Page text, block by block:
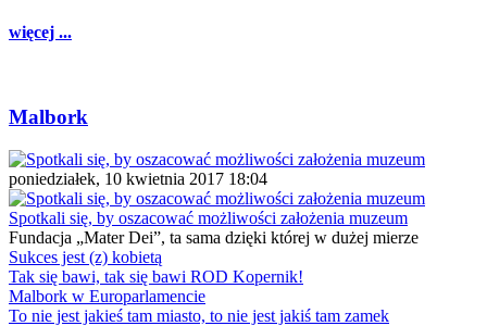
więcej ...
Malbork
poniedziałek, 10 kwietnia 2017 18:04
Spotkali się, by oszacować możliwości założenia muzeum
Fundacja „Mater Dei”, ta sama dzięki której w dużej mierze
Sukces jest (z) kobietą
Tak się bawi, tak się bawi ROD Kopernik!
Malbork w Europarlamencie
To nie jest jakieś tam miasto, to nie jest jakiś tam zamek